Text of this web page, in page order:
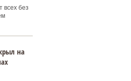
всех без
на